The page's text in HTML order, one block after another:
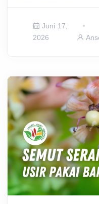
Juni 17,
2026